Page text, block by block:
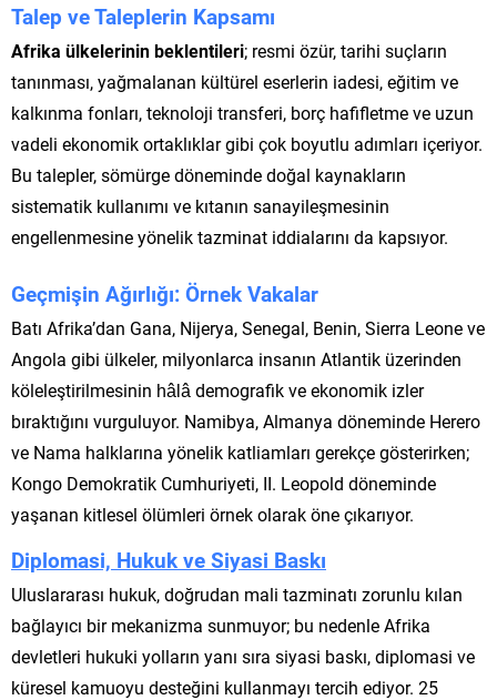
Talep ve Taleplerin Kapsamı
Afrika ülkelerinin beklentileri; resmi özür, tarihi suçların
tanınması, yağmalanan kültürel eserlerin iadesi, eğitim ve
kalkınma fonları, teknoloji transferi, borç hafifletme ve uzun
vadeli ekonomik ortaklıklar gibi çok boyutlu adımları içeriyor.
Bu talepler, sömürge döneminde doğal kaynakların
sistematik kullanımı ve kıtanın sanayileşmesinin
engellenmesine yönelik tazminat iddialarını da kapsıyor.
Geçmişin Ağırlığı: Örnek Vakalar
Batı Afrika’dan Gana, Nijerya, Senegal, Benin, Sierra Leone ve
Angola gibi ülkeler, milyonlarca insanın Atlantik üzerinden
köleleştirilmesinin hâlâ demografik ve ekonomik izler
bıraktığını vurguluyor. Namibya, Almanya döneminde Herero
ve Nama halklarına yönelik katliamları gerekçe gösterirken;
Kongo Demokratik Cumhuriyeti, II. Leopold döneminde
yaşanan kitlesel ölümleri örnek olarak öne çıkarıyor.
Diplomasi, Hukuk ve Siyasi Baskı
Uluslararası hukuk, doğrudan mali tazminatı zorunlu kılan
bağlayıcı bir mekanizma sunmuyor; bu nedenle Afrika
devletleri hukuki yolların yanı sıra siyasi baskı, diplomasi ve
küresel kamuoyu desteğini kullanmayı tercih ediyor. 25